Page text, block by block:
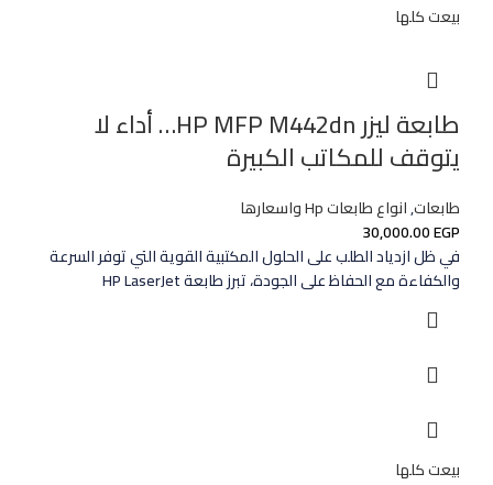
بيعت كلها
طابعة ليزر HP MFP M442dn… أداء لا
يتوقف للمكاتب الكبيرة
طابعات,انواع طابعات Hp واسعارها
30,000.00EGP
في ظل ازدياد الطلب على الحلول المكتبية القوية التي توفر السرعة
والكفاءة مع الحفاظ على الجودة، تبرز طابعة HP LaserJet
بيعت كلها